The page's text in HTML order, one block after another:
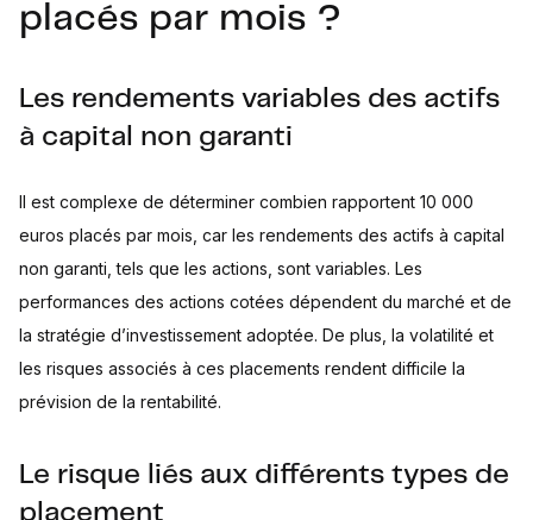
placés par mois ?
Les rendements variables des actifs
à capital non garanti
Il est complexe de déterminer combien rapportent 10 000
euros placés par mois, car les rendements des actifs à capital
non garanti, tels que les actions, sont variables. Les
performances des actions cotées dépendent du marché et de
la stratégie d’investissement adoptée. De plus, la volatilité et
les risques associés à ces placements rendent difficile la
prévision de la rentabilité.
Le risque liés aux différents types de
placement